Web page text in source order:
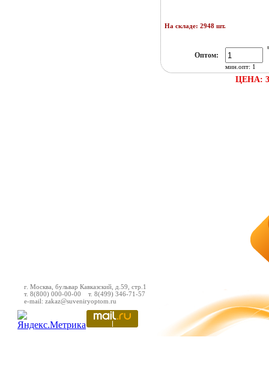
На складе: 2948 шт.
ЦЕНА:
Оптом:
мин.опт: 1
г. Москва, бульвар Кавказский, д.59, стр.1
т. 8(800) 000-00-00 т. 8(499) 346-71-57
e-mail: zakaz@suveniryoptom.ru